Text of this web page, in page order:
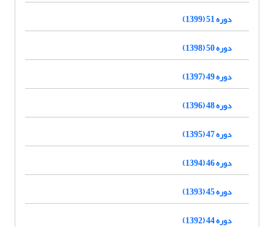
دوره 51 (1399)
دوره 50 (1398)
دوره 49 (1397)
دوره 48 (1396)
دوره 47 (1395)
دوره 46 (1394)
دوره 45 (1393)
دوره 44 (1392)